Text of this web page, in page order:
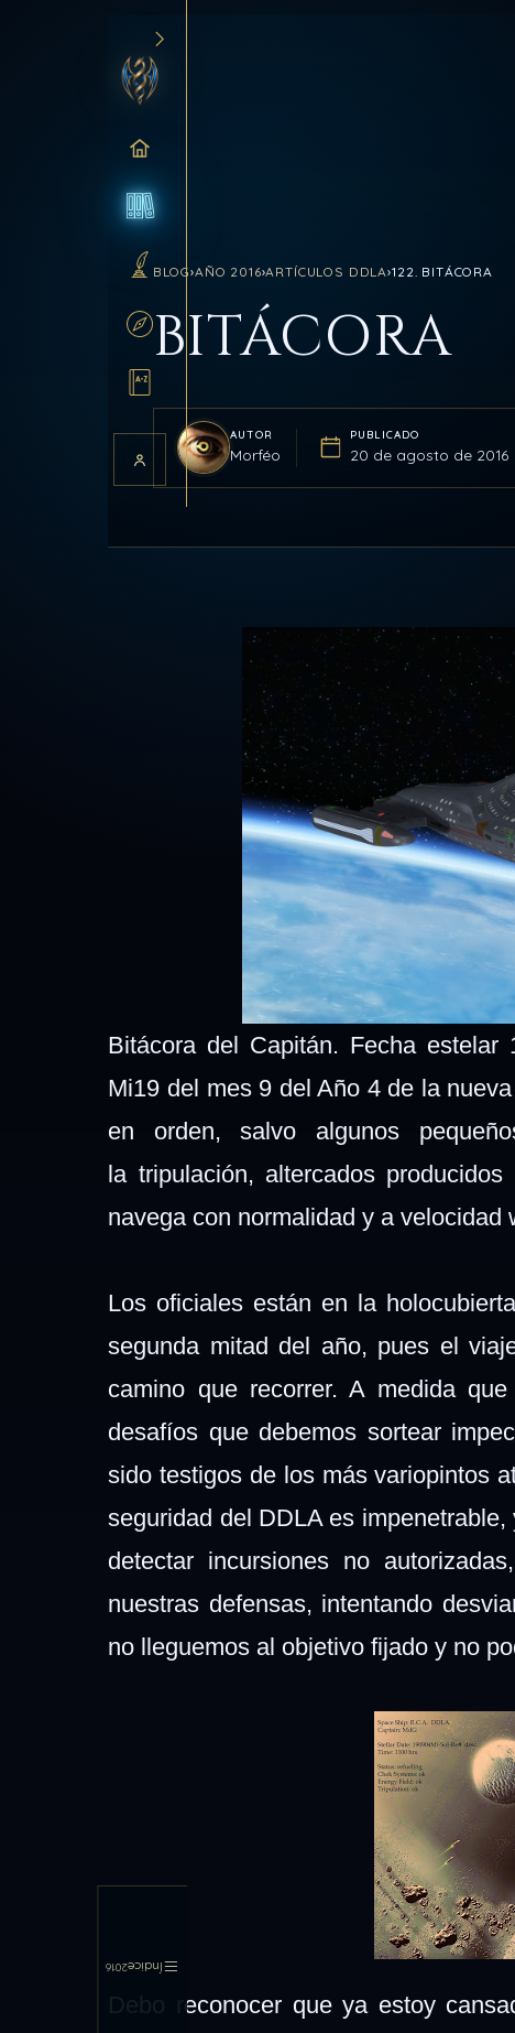
INICIO
BLOG
SANCTUM
RUTAS
GLOSARIO
Índice
2016
BLOG›AÑO 2016›ARTÍCULOS DDLA›122. BITÁCORA
BITÁCORA
AUTOR
Morféo
PUBLICADO
20 de agosto de 2016
Bitácora del Capitán. Fecha estelar
Mi19 del mes 9 del Año 4 de la
en orden, salvo algunos
la tripulación, altercados
navega con normalidad y a velocidad
Los oficiales están en la
segunda mitad del año, pues el
camino que recorrer. A medida
desafíos que debemos sortear
sido testigos de los más variopintos
seguridad del DDLA es
detectar incursiones no
nuestras defensas, intentando
no lleguemos al objetivo fijado y no
Debo reconocer que ya estoy